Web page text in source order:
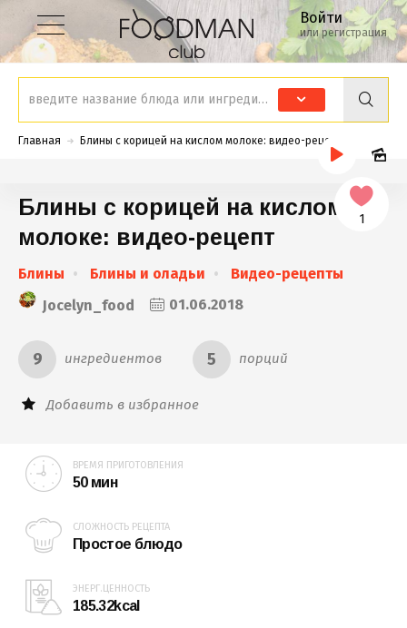
Войти
или регистрация
Главная Блины с корицей на кислом молоке: видео-рецепт
Блины с корицей на кислом
молоке: видео-рецепт
Блины Блины и оладьи
Видео-рецепты
Jocelyn_food
01.06.2018
9 ингредиентов 5 порций
Добавить в избранное
1
ВРЕМЯ ПРИГОТОВЛЕНИЯ
50 мин
СЛОЖНОСТЬ РЕЦЕПТА
Простое блюдо
ЭНЕРГ.ЦЕННОСТЬ
185.32kcal